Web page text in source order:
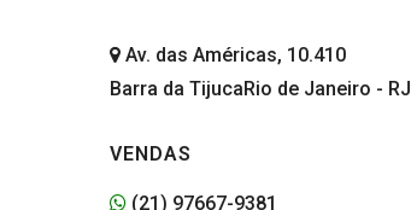
Av. das Américas, 10.410
Barra da TijucaRio de Janeiro - RJ
VENDAS
(21) 97667-9381